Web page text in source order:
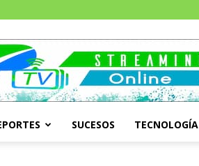
SUCESOS TECNOLOGÍA